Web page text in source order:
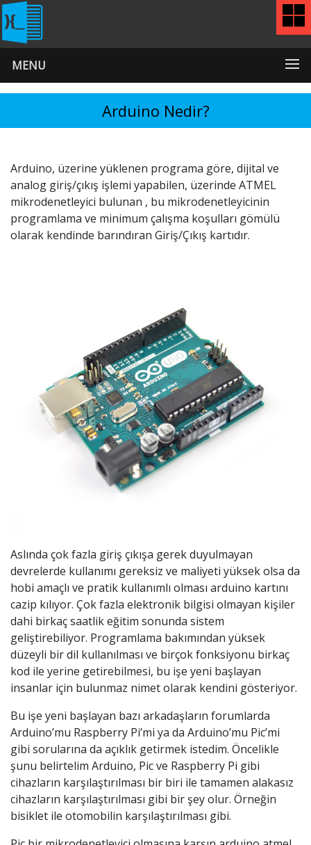
MENU
Arduino Nedir?
Arduino, üzerine yüklenen programa göre, dijital ve
analog giriş/çıkış işlemi yapabilen, üzerinde ATMEL
mikrodenetleyici bulunan , bu mikrodenetleyicinin
programlama ve minimum çalışma koşulları gömülü
olarak kendinde barındıran Giriş/Çıkış kartıdır.
Aslında çok fazla giriş çıkışa gerek duyulmayan
devrelerde kullanımı gereksiz ve maliyeti yüksek olsa da
hobi amaçlı ve pratik kullanımlı olması arduino kartını
cazip kılıyor. Çok fazla elektronik bilgisi olmayan kişiler
dahi birkaç saatlik eğitim sonunda sistem
geliştirebiliyor. Programlama bakımından yüksek
düzeyli bir dil kullanılması ve birçok fonksiyonu birkaç
kod ile yerine getirebilmesi, bu işe yeni başlayan
insanlar için bulunmaz nimet olarak kendini gösteriyor.
Bu işe yeni başlayan bazı arkadaşların forumlarda
Arduino’mu Raspberry Pi’mi ya da Arduino’mu Pic’mi
gibi sorularına da açıklık getirmek istedim. Öncelikle
şunu belirtelim Arduino, Pic ve Raspberry Pi gibi
cihazların karşılaştırılması bir biri ile tamamen alakasız
cihazların karşılaştırılması gibi bir şey olur. Örneğin
bisiklet ile otomobilin karşılaştırılması gibi.